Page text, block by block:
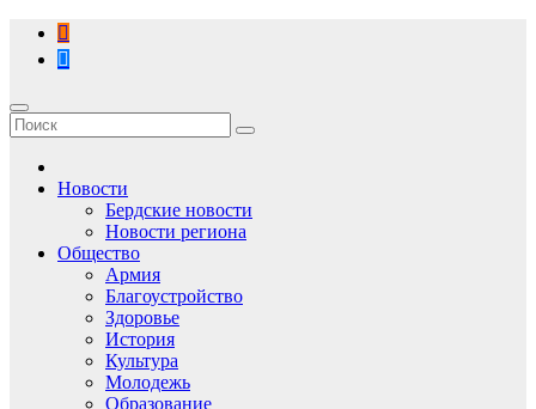
Перейти
содержимому
Новости
Бердские новости
Новости региона
Общество
Армия
Благоустройство
Здоровье
История
Культура
Молодежь
Образование